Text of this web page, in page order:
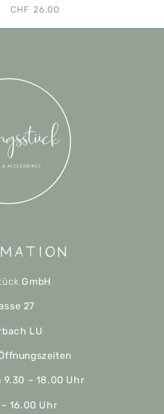
CHF 26.00
GmbH
27
LU
9.30 – 18.00 Uhr
16.00 Uhr